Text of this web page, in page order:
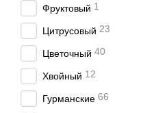
Фруктовый 1
Цитрусовый 23
Цветочный 40
Хвойный 12
Гурманские 66